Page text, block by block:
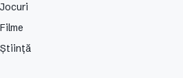
Jocuri
Filme
Știință